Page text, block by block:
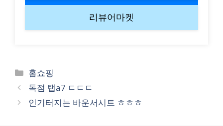
리뷰어마켓
Categories
홈쇼핑
독점 탭a7 ㄷㄷㄷ
인기터지는 바운서시트 ㅎㅎㅎ